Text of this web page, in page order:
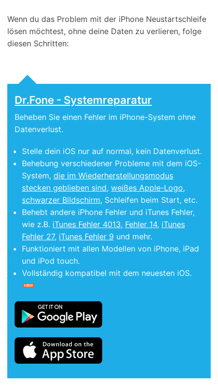
Wenn du das Problem mit der iPhone Neustartschleife
lösen möchtest, ohne deine Daten zu verlieren, folge
diesen Schritten:
Dr.Fone - Systemreparatur
Beheben Sie einen Fehler im iPhone-System ohne
Datenverlust.
Stelle dein iOS nur auf normal, kein Datenverlust.
Behebung verschiedener Probleme mit dem iOS-
System, die im Wiederherstellungsmodus
stecken geblieben sind, weißes Apple-Logo,
schwarzer Bildschirm, Schleifen beim Start, etc.
Behebt andere iPhone Fehler und iTunes Fehler,
wie z.B. iTunes Fehler 4013, Fehler 14, iTunes
Fehler 27, iTunes Fehler 9 und mehr.
Funktioniert mit allen Modellen von iPhone, iPad
und iPod touch.
Vollständig kompatibel mit dem neuesten iOS.